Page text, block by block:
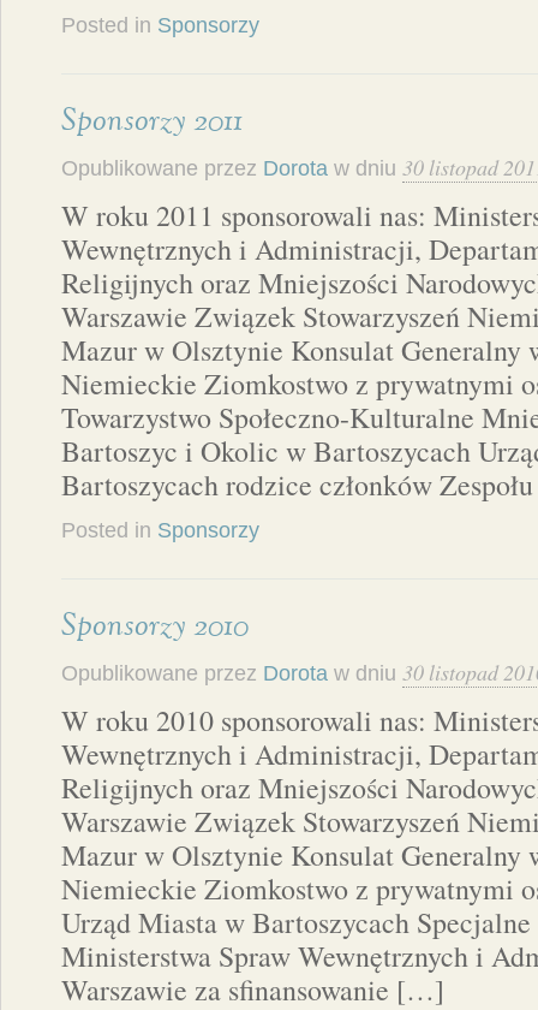
Posted in Sponsorzy
Sponsorzy 2011
Opublikowane przez Dorota w dniu 30 listopad
W roku 2011 sponsorowali nas:
Wewnętrznych i Administracji,
Religijnych oraz Mniejszości
Warszawie Związek Stowarzyszeń
Mazur w Olsztynie Konsulat Generalny
Niemieckie Ziomkostwo z prywatnymi
Towarzystwo Społeczno-Kulturalne
Bartoszyc i Okolic w Bartoszycach
Bartoszycach rodzice członków
Posted in Sponsorzy
Sponsorzy 2010
Opublikowane przez Dorota w dniu 30 listopad
W roku 2010 sponsorowali nas:
Wewnętrznych i Administracji,
Religijnych oraz Mniejszości
Warszawie Związek Stowarzyszeń
Mazur w Olsztynie Konsulat Generalny
Niemieckie Ziomkostwo z prywatnymi
Urząd Miasta w Bartoszycach
Ministerstwa Spraw Wewnętrznych i
Warszawie za sfinansowanie […]